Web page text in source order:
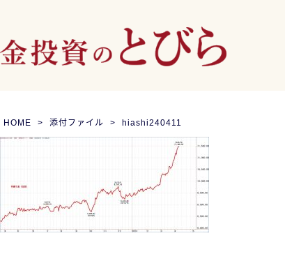
HOME 添付ファイル hiashi240411